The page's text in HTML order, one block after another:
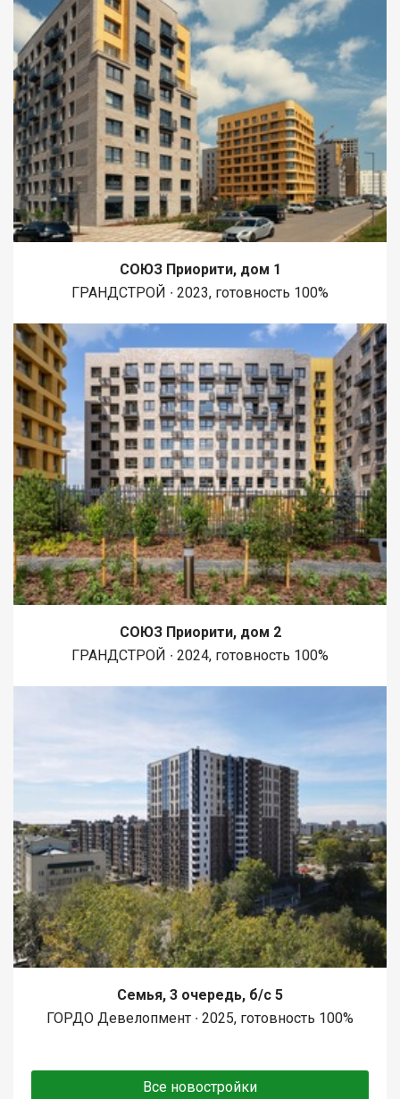
СОЮЗ Приорити, дом 1
ГРАНДСТРОЙ ∙ 2023, готовность 100%
СОЮЗ Приорити, дом 2
ГРАНДСТРОЙ ∙ 2024, готовность 100%
Семья, 3 очередь, б/с 5
ГОРДО Девелопмент ∙ 2025, готовность 100%
Все новостройки